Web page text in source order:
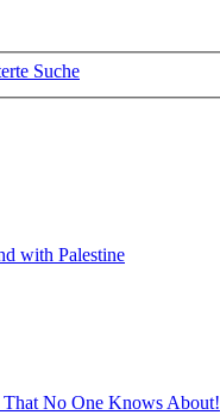
Suche
with Palestine
No One Knows About!